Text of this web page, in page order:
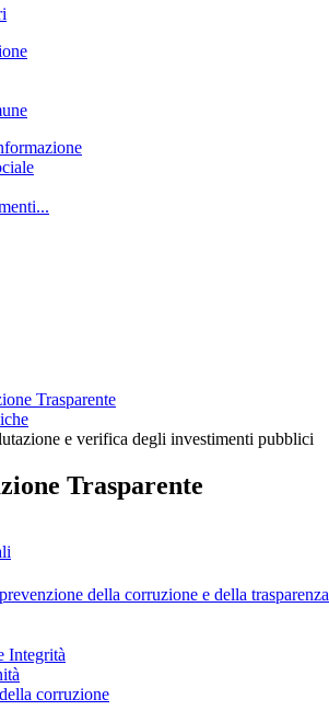
Trasparente
e verifica degli investimenti pubblici
Trasparente
della corruzione e della trasparenza
Integrità
corruzione